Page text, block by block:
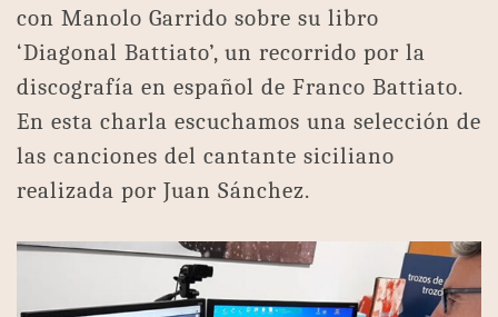
con Manolo Garrido sobre su libro
‘Diagonal Battiato’, un recorrido por la
discografía en español de Franco Battiato.
En esta charla escuchamos una selección de
las canciones del cantante siciliano
realizada por Juan Sánchez.